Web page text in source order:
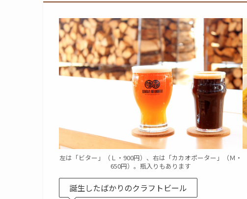
左は「ビター」（Ｌ・900円）、右は「カカオポーター」（Ｍ・
650円）。瓶入りもあります
誕生したばかりのクラフトビール